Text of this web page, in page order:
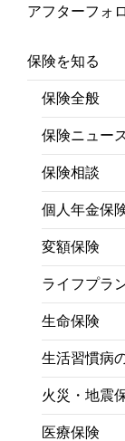
アフターフォ
保険を知る
保険全般
保険ニュー
保険相談
個人年金保
変額保険
ライフプラ
生命保険
生活習慣病
火災・地震
医療保険